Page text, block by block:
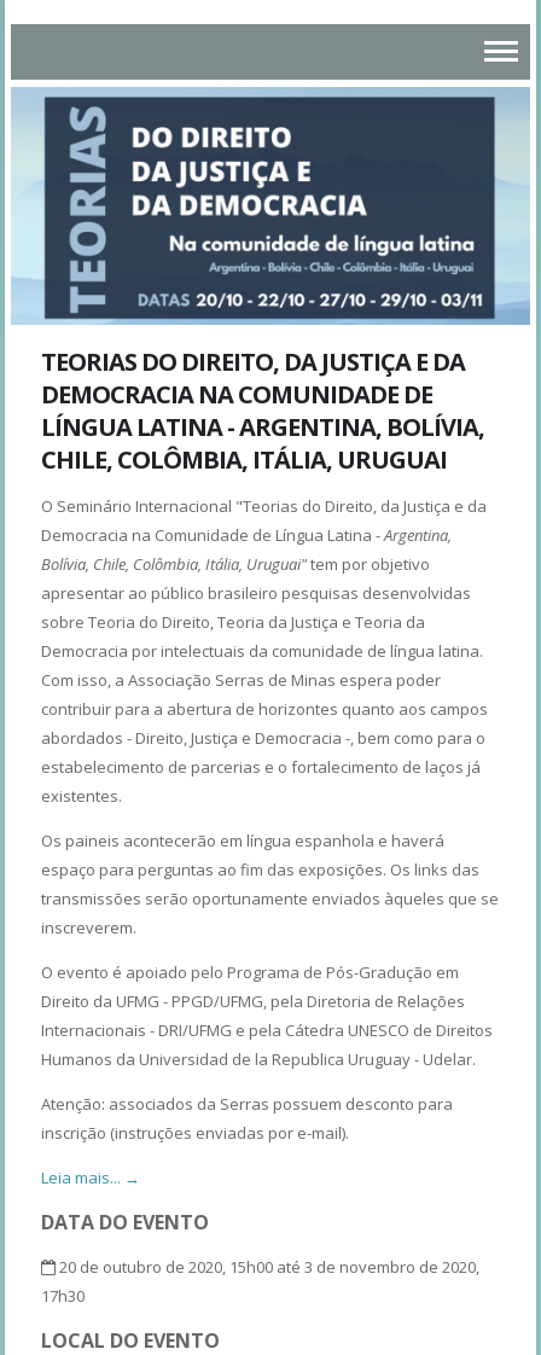
TEORIAS DO DIREITO, DA JUSTIÇA E DA
DEMOCRACIA NA COMUNIDADE DE
LÍNGUA LATINA - ARGENTINA, BOLÍVIA,
CHILE, COLÔMBIA, ITÁLIA, URUGUAI
O Seminário Internacional "Teorias do Direito, da Justiça e da
Democracia na Comunidade de Língua Latina -Argentina,
Bolívia, Chile, Colômbia, Itália, Uruguai"tem por objetivo
apresentar ao público brasileiro pesquisas desenvolvidas
sobre Teoria do Direito, Teoria da Justiça e Teoria da
Democracia por intelectuais da comunidade de língua latina.
Com isso, a Associação Serras de Minas espera poder
contribuir para a abertura de horizontes quanto aos campos
abordados - Direito, Justiça e Democracia -, bem como para o
estabelecimento de parcerias e o fortalecimento de laços já
existentes.
Os paineis acontecerão em língua espanhola e haverá
espaço para perguntas ao fim das exposições. Os links das
transmissões serão oportunamente enviados àqueles que se
inscreverem.
O evento é apoiado pelo Programa de Pós-Gradução em
Direito da UFMG - PPGD/UFMG, pela Diretoria de Relações
Internacionais - DRI/UFMG e pela Cátedra UNESCO de Direitos
Humanos da Universidad de la Republica Uruguay - Udelar.
Atenção: associados da Serras possuem desconto para
inscrição (instruções enviadas por e-mail).
Leia mais... →
DATA DO EVENTO
20 de outubro de 2020, 15h00 até 3 de novembro de 2020,
17h30
LOCAL DO EVENTO